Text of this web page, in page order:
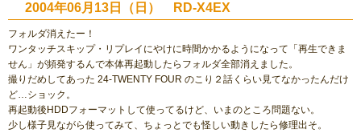
2004年06月13日（日） RD-X4EX
フォルダ消えたー！
ワンタッチスキップ・リプレイにやけに時間かかるようになって「再生できま
せん」が頻発するんで本体再起動したらフォルダ全部消えました。
撮りだめしてあった 24-TWENTY FOUR のこり２話くらい見てなかったんだけ
ど…ショック。
再起動後HDDフォーマットして使ってるけど、いまのところ問題ない。
少し様子見ながら使ってみて、ちょっとでも怪しい動きしたら修理出そ。